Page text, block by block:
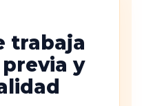
trabaja
y